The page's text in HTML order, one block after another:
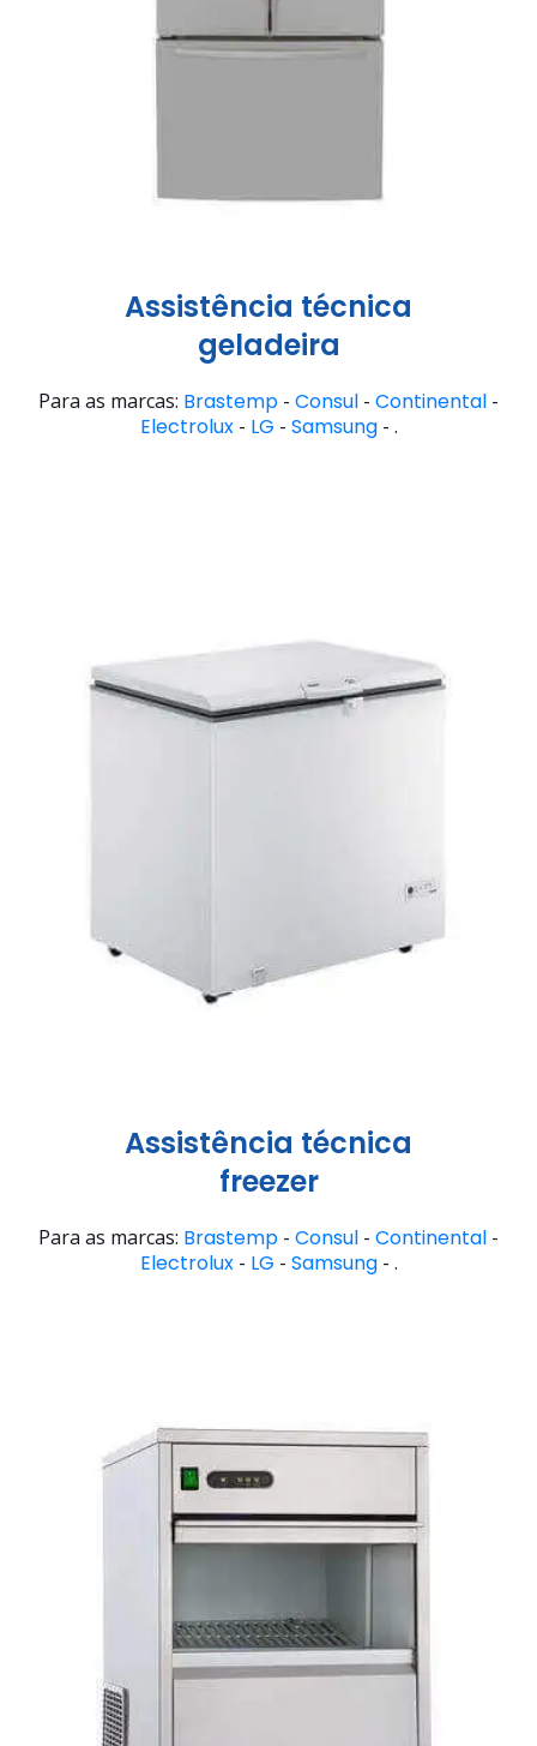
Assistência técnica
geladeira
Para as marcas: Brastemp - Consul - Continental -
Electrolux- LG - Samsung- .
Assistência técnica
freezer
Para as marcas: Brastemp - Consul - Continental -
Electrolux- LG - Samsung- .